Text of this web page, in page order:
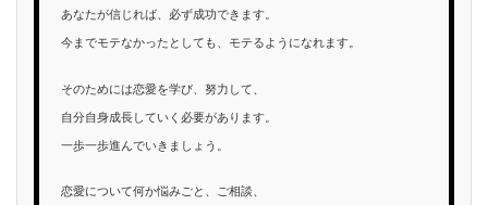
あなたが信じれば、必ず成功できます。
今までモテなかったとしても、モテるようになれます。
そのためには恋愛を学び、努力して、
自分自身成長していく必要があります。
一歩一歩進んでいきましょう。
恋愛について何か悩みごと、ご相談、